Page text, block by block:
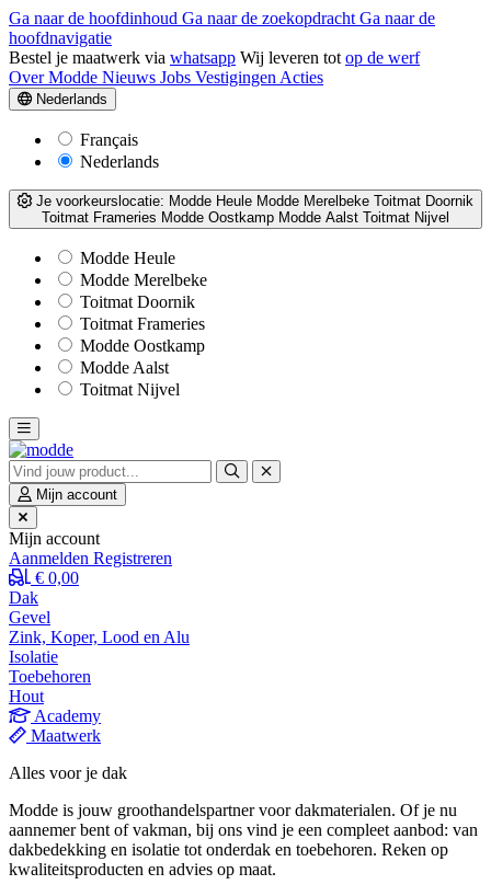
Ga naar de hoofdinhoud Ga naar de zoekopdracht Ga naar de
hoofdnavigatie
Bestel je maatwerk via whatsapp Wij leveren tot op de werf
Over Modde Nieuws Jobs Vestigingen Acties
Nederlands
Français
Nederlands
Je voorkeurslocatie: Modde Heule Modde Merelbeke Toitmat Doornik
Toitmat Frameries Modde Oostkamp Modde Aalst Toitmat Nijvel
Modde Heule
Modde Merelbeke
Toitmat Doornik
Toitmat Frameries
Modde Oostkamp
Modde Aalst
Toitmat Nijvel
Mijn account
Mijn account
Aanmelden Registreren
€ 0,00
Dak
Gevel
Zink, Koper, Lood en Alu
Isolatie
Toebehoren
Hout
Academy
Maatwerk
Alles voor je dak
Modde is jouw groothandelspartner voor dakmaterialen. Of je nu
aannemer bent of vakman, bij ons vind je een compleet aanbod: van
dakbedekking en isolatie tot onderdak en toebehoren. Reken op
kwaliteitsproducten en advies op maat.